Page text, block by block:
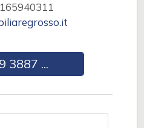
3887 ...